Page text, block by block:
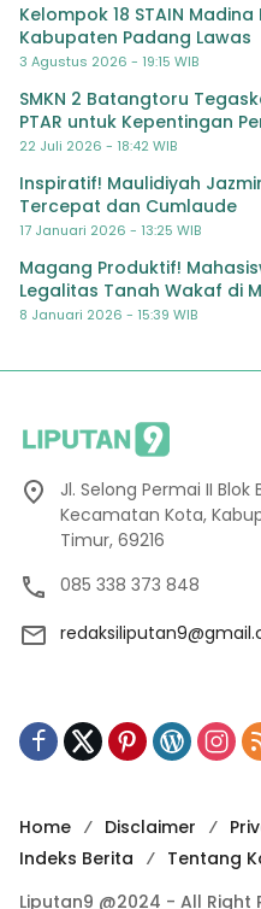
Kelompok 18 STAIN
Kabupaten Padang Lawas
3 Agustus 2026 - 19:15 WIB
SMKN 2 Batangtoru
PTAR untuk Kepentingan
22 Juli 2026 - 18:42 WIB
Inspiratif! Maulidiyah
Tercepat dan Cumlaude
17 Januari 2026 - 13:25 WIB
Magang Produktif!
Legalitas Tanah Wakaf di
8 Januari 2026 - 15:39 WIB
Jl. Selong Permai II Blok
Kecamatan Kota,
Timur, 69216
085 338 373 848
Home Disclaimer
Indeks Berita
Tentang
Liputan9 @2024 - All Right